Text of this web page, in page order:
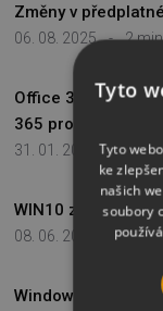
06. 08. 2025 - 2
Změny v
31. 01. 2017 - 2
Office 365 - Jak
365 pro
08. 06. 2016 - 2
WIN10 zvyšuje
Windows - Jak
Tyto
Tyto
ke
našich
soubory